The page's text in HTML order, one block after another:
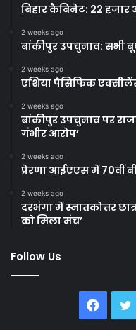
बिहार कैबिनेट: 22 हजार
2 weeks ago
बांकीपुर उपचुनाव: सभी
2 weeks ago
एशिया पैसिफिक
2 weeks ago
बांकीपुर उपचुनाव पर
गंभीर आरोप’
2 weeks ago
प्रेरणा आईएएस में 70वीं
2 weeks ago
दरभंगा में स्नातकोत्तर
को मिला मंच’
Follow Us